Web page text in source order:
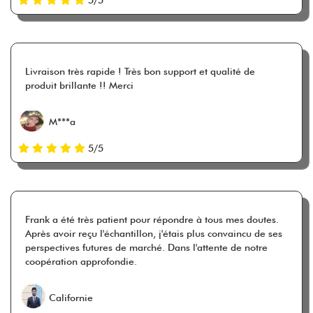
Livraison très rapide ! Très bon support et qualité de
produit brillante !! Merci
M***a
5/5
Frank a été très patient pour répondre à tous mes doutes.
Après avoir reçu l'échantillon, j'étais plus convaincu de ses
perspectives futures de marché. Dans l'attente de notre
coopération approfondie.
Californie